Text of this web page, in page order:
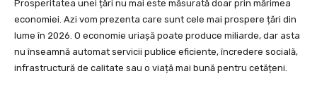
Prosperitatea unei țări nu mai este măsurată doar prin mărimea
economiei. Azi vom prezenta care sunt cele mai prospere țări din
lume în 2026. O economie uriașă poate produce miliarde, dar asta
nu înseamnă automat servicii publice eficiente, încredere socială,
infrastructură de calitate sau o viață mai bună pentru cetățeni.